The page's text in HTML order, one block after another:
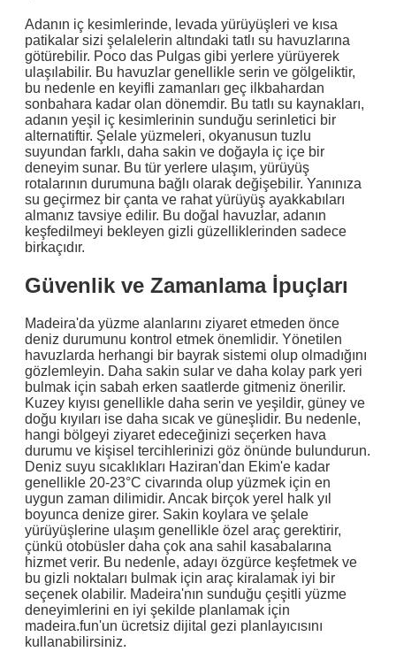
Adanın iç kesimlerinde, levada yürüyüşleri ve kısa
patikalar sizi şelalelerin altındaki tatlı su havuzlarına
götürebilir. Poco das Pulgas gibi yerlere yürüyerek
ulaşılabilir. Bu havuzlar genellikle serin ve gölgeliktir,
bu nedenle en keyifli zamanları geç ilkbahardan
sonbahara kadar olan dönemdir. Bu tatlı su kaynakları,
adanın yeşil iç kesimlerinin sunduğu serinletici bir
alternatiftir. Şelale yüzmeleri, okyanusun tuzlu
suyundan farklı, daha sakin ve doğayla iç içe bir
deneyim sunar. Bu tür yerlere ulaşım, yürüyüş
rotalarının durumuna bağlı olarak değişebilir. Yanınıza
su geçirmez bir çanta ve rahat yürüyüş ayakkabıları
almanız tavsiye edilir. Bu doğal havuzlar, adanın
keşfedilmeyi bekleyen gizli güzelliklerinden sadece
birkaçıdır.
Güvenlik ve Zamanlama İpuçları
Madeira'da yüzme alanlarını ziyaret etmeden önce
deniz durumunu kontrol etmek önemlidir. Yönetilen
havuzlarda herhangi bir bayrak sistemi olup olmadığını
gözlemleyin. Daha sakin sular ve daha kolay park yeri
bulmak için sabah erken saatlerde gitmeniz önerilir.
Kuzey kıyısı genellikle daha serin ve yeşildir, güney ve
doğu kıyıları ise daha sıcak ve güneşlidir. Bu nedenle,
hangi bölgeyi ziyaret edeceğinizi seçerken hava
durumu ve kişisel tercihlerinizi göz önünde bulundurun.
Deniz suyu sıcaklıkları Haziran'dan Ekim'e kadar
genellikle 20-23°C civarında olup yüzmek için en
uygun zaman dilimidir. Ancak birçok yerel halk yıl
boyunca denize girer. Sakin koylara ve şelale
yürüyüşlerine ulaşım genellikle özel araç gerektirir,
çünkü otobüsler daha çok ana sahil kasabalarına
hizmet verir. Bu nedenle, adayı özgürce keşfetmek ve
bu gizli noktaları bulmak için araç kiralamak iyi bir
seçenek olabilir. Madeira'nın sunduğu çeşitli yüzme
deneyimlerini en iyi şekilde planlamak için
madeira.fun'un ücretsiz dijital gezi planlayıcısını
kullanabilirsiniz.